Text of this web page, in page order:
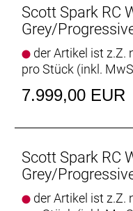
custom w. travel /
Traction Control-
Travel 120-80-
Dämpfer Federweg:
Schaltwerk: SRAM
Speed, Wireless
Schalthebel: SRAM
10-52
Kette/Riemen:
Kurbelsatz: SRAM
55mm CL / 32T
Scott Spark RC
Grey/
der Artikel ist z.Z.
pro Stück (inkl.
7.999,00 EUR
Scott Spark RC
Grey/
der Artikel ist z.Z.